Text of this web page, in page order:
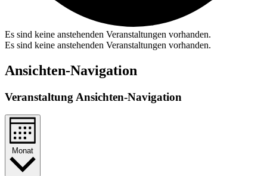
Es sind keine anstehenden Veranstaltungen vorhanden.
Es sind keine anstehenden Veranstaltungen vorhanden.
Ansichten-Navigation
Veranstaltung Ansichten-Navigation
Monat